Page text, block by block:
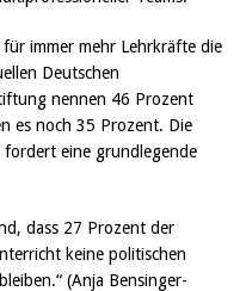
immer mehr Lehrkräfte die
Deutschen
nennen 46 Prozent
es noch 35 Prozent. Die
fordert eine grundlegende
dass 27 Prozent der
keine politischen
(Anja Bensinger-